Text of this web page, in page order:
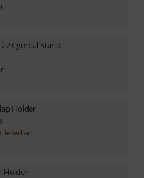
à2 Cymbal Stand
Holder
lieferbar
Holder